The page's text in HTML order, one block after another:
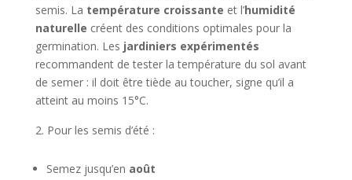
semis. La température croissante et l’humidité
naturelle créent des conditions optimales pour la
germination. Les jardiniers expérimentés
recommandent de tester la température du sol avant
de semer : il doit être tiède au toucher, signe qu’il a
atteint au moins 15°C.
Pour les semis d’été :
Semez jusqu’en août